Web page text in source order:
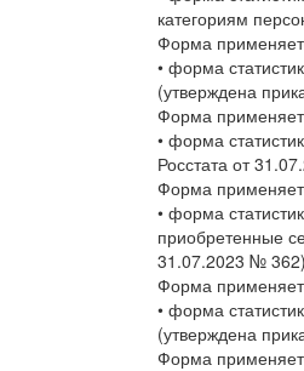
категориям
Форма
• форма
(утверждена
Форма
• форма
Росстата от
Форма
• форма
приобретенные
31.07.2023 №
Форма
• форма
(утверждена
Форма